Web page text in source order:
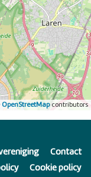
OpenStreetMapcontributors
Contact
Cookie policy